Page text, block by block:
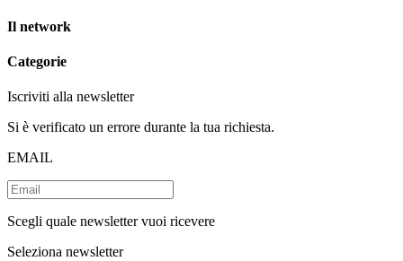
Il network
Categorie
Iscriviti alla newsletter
Si è verificato un errore durante la tua richiesta.
EMAIL
Scegli quale newsletter vuoi ricevere
Seleziona newsletter